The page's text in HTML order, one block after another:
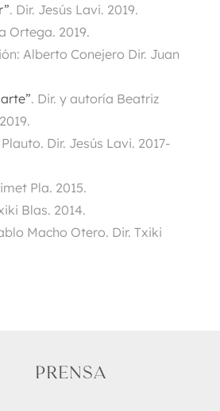
. Dir. Jesús Lavi. 2019.
Ortega. 2019.
Alberto Conejero Dir. Juan
. Dir. y autoría Beatriz
Dir. Jesús Lavi. 2017-
Pla. 2015.
Blas. 2014.
Macho Otero. Dir. Txiki
PRENSA